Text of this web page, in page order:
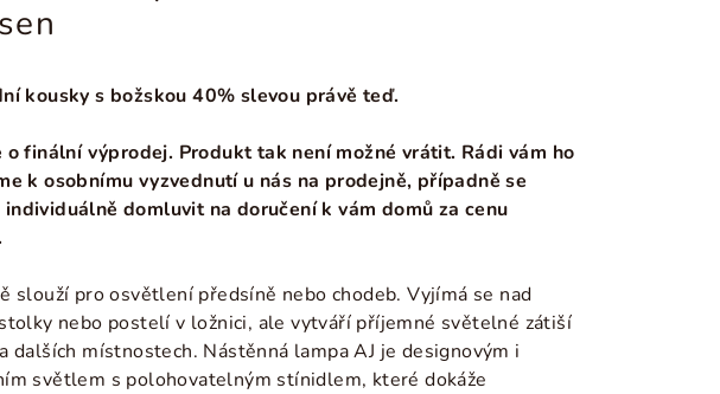
kousky s božskou 40% slevou právě teď.
o finální výprodej. Produkt tak není možné vrátit. Rádi vám ho
k osobnímu vyzvednutí u nás na prodejně, případně se
individuálně domluvit na doručení k vám domů za cenu
slouží pro osvětlení předsíně nebo chodeb. Vyjímá se nad
nebo postelí v ložnici, ale vytváří příjemné světelné zátiší
dalších místnostech. Nástěnná lampa AJ je designovým i
světlem s polohovatelným stínidlem, které dokáže